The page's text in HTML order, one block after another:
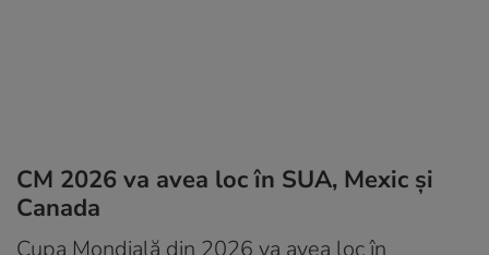
CM 2026 va avea loc în SUA, Mexic și
Canada
Cupa Mondială din 2026 va avea loc în